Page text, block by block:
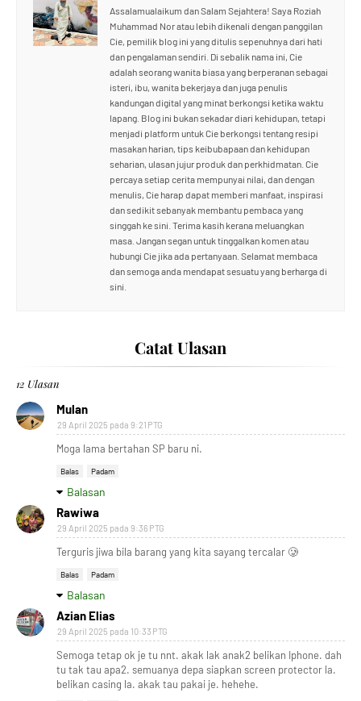
Assalamualaikum dan Salam Sejahtera! Saya Roziah
Muhammad Nor atau lebih dikenali dengan panggilan
Cie, pemilik blog ini yang ditulis sepenuhnya dari hati
dan pengalaman sendiri. Di sebalik nama ini, Cie
adalah seorang wanita biasa yang berperanan sebagai
isteri, ibu, wanita bekerjaya dan juga penulis
kandungan digital yang minat berkongsi ketika waktu
lapang. Blog ini bukan sekadar diari kehidupan, tetapi
menjadi platform untuk Cie berkongsi tentang resipi
masakan harian, tips keibubapaan dan kehidupan
seharian, ulasan jujur produk dan perkhidmatan. Cie
percaya setiap cerita mempunyai nilai, dan dengan
menulis, Cie harap dapat memberi manfaat, inspirasi
dan sedikit sebanyak membantu pembaca yang
singgah ke sini. Terima kasih kerana meluangkan
masa. Jangan segan untuk tinggalkan komen atau
hubungi Cie jika ada pertanyaan. Selamat membaca
dan semoga anda mendapat sesuatu yang berharga di
sini.
Catat Ulasan
12 Ulasan
Mulan
29 April 2025 pada 9:21 PTG
Moga lama bertahan SP baru ni.
Balas Padam
Balasan
Rawiwa
29 April 2025 pada 9:36 PTG
Terguris jiwa bila barang yang kita sayang tercalar 🥲
Balas Padam
Balasan
Azian Elias
29 April 2025 pada 10:33 PTG
Semoga tetap ok je tu nnt. akak lak anak2 belikan Iphone. dah
tu tak tau apa2. semuanya depa siapkan screen protector la.
belikan casing la. akak tau pakai je. hehehe.